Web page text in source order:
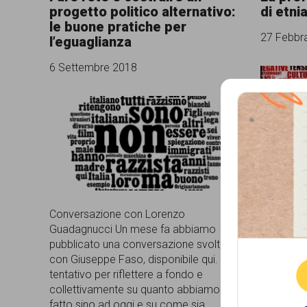
comunicazione
specificamente
dedicato
fenomeno
del
razzismo
curato
da
Lunaria
in
collaborazione
con
progetto politico alternativo:
le buone pratiche per
l’eguaglianza
6 Settembre 2018
Conversazione con Lorenzo
Guadagnucci Un mese fa abbiamo
pubblicato una conversazione svolta
con Giuseppe Faso, disponibile qui. Un
tentativo per riflettere a fondo e
collettivamente su quanto abbiamo
di
27
al
di